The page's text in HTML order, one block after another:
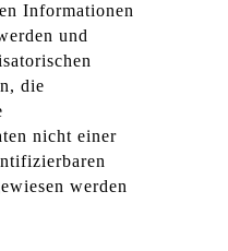
Informationen
und
die
nicht einer
werden